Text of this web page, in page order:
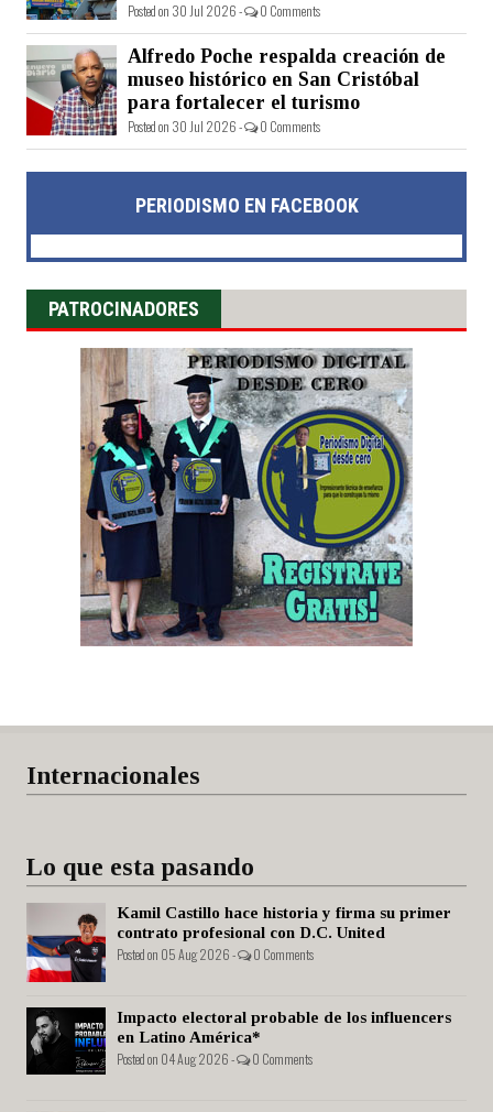
Posted on 30 Jul 2026 - 0 Comments
Alfredo Poche respalda creación de
museo histórico en San Cristóbal
para fortalecer el turismo
Posted on 30 Jul 2026 - 0 Comments
PERIODISMO EN FACEBOOK
PATROCINADORES
Internacionales
Lo que esta pasando
Kamil Castillo hace historia y firma su primer
contrato profesional con D.C. United
Posted on 05 Aug 2026 - 0 Comments
Impacto electoral probable de los influencers
en Latino América*
Posted on 04 Aug 2026 - 0 Comments